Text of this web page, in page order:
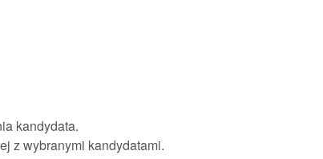
kandydata.
z wybranymi kandydatami.